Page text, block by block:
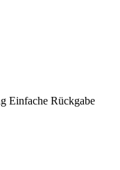
Einfache Rückgabe